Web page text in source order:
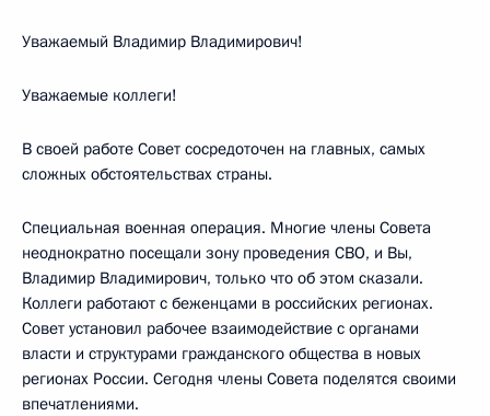
Уважаемый Владимир Владимирович!
Уважаемые коллеги!
В своей работе Совет сосредоточен на главных, самых
сложных обстоятельствах страны.
Специальная военная операция. Многие члены Совета
неоднократно посещали зону проведения СВО, и Вы,
Владимир Владимирович, только что об этом сказали.
Коллеги работают с беженцами в российских регионах.
Совет установил рабочее взаимодействие с органами
власти и структурами гражданского общества в новых
регионах России. Сегодня члены Совета поделятся своими
впечатлениями.